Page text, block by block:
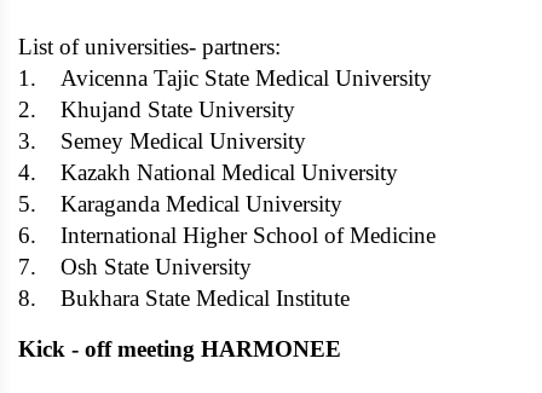
List of universities- partners:
1. Avicenna Tajic State Medical University
2. Khujand State University
3. Semey Medical University
4. Kazakh National Medical University
5. Karaganda Medical University
6. International Higher School of Medicine
7. Osh State University
8. Bukhara State Medical Institute
Kick - off meeting HARMONEE